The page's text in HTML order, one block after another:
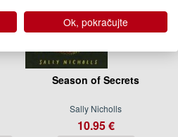
Season of Secrets
Sally Nicholls
10.95 €
Ok, pokračujte